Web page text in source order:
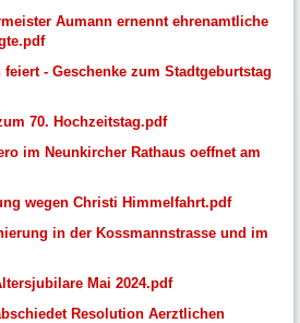
Aumann ernennt ehrenamtliche
feiert - Geschenke zum Stadtgeburtstag
70. Hochzeitstag.pdf
im Neunkircher Rathaus oeffnet am
wegen Christi Himmelfahrt.pdf
in der Kossmannstrasse und im
Mai 2024.pdf
Resolution Aerztlichen